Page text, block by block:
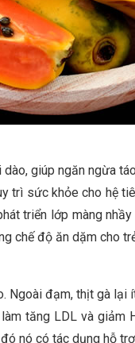
giúp ngăn ngừa
trì sức khỏe cho hệ
triển lớp màng
chế độ ăn dặm cho
Ngoài đạm, thịt gà lại
tăng LDL và giảm
nó có tác dụng hỗ